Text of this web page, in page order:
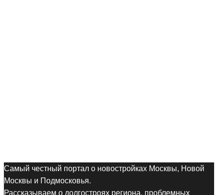
Самый честный портал о новостройках Москвы, Новой
Москвы и Подмосковья.
Рассказываем о долгостроях региона, проблемных